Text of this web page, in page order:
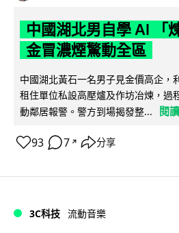
中國湖北男自學 AI 「
金冒濃煙驚動全區
中國湖北黃石一名男子見金價高企，
租住單位私設高壓爐及作坊冶煉，過
動鄰居報警。警方到場揭發整...
閱
93 7 ↗ 分享
3C科技 流動音樂